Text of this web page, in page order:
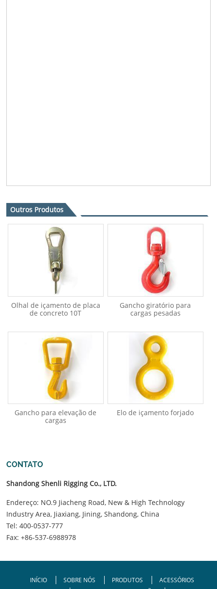
Outros Produtos
Olhal de içamento de placa
de concreto 10T
Gancho giratório para
cargas pesadas
Gancho para elevação de
cargas
Elo de içamento forjado
CONTATO
Shandong Shenli Rigging Co., LTD.
Endereço: NO.9 Jiacheng Road, New & High Technology
Industry Area, Jiaxiang, Jining, Shandong, China
Tel:400-0537-777
Fax: +86-537-6988978
INÍCIO SOBRE NÓS PRODUTOS
ACESSÓRIOS